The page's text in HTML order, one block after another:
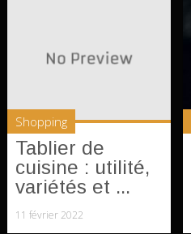
Shopping
Tablier de
cuisine : utilité,
variétés et ...
11 février 2022